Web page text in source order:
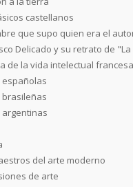
castellanos
que supo quien era el
Delicado y su retrato de
de la vida intelectual francesa
españolas
brasileñas
argentinas
del arte moderno
de arte